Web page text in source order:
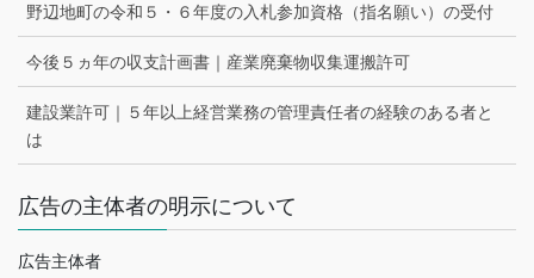
野辺地町の令和５・６年度の入札参加資格（指名願い）の受付
今後５ヵ年の収支計画書｜産業廃棄物収集運搬許可
建設業許可｜５年以上経営業務の管理責任者の経験のある者と
は
広告の主体者の明示について
広告主体者